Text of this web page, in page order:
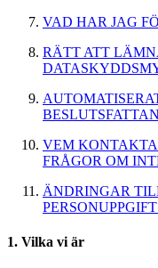
VAD HAR JAG
RÄTT ATT
VEM
FRÅGOR OM
ÄNDRINGAR
1. Vilka vi är